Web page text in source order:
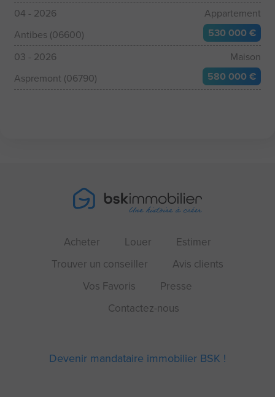
04 - 2026
Appartement
Antibes (06600)
530 000 €
03 - 2026
Maison
Aspremont (06790)
580 000 €
Acheter Louer
Estimer
Trouver un conseiller
Avis clients
Vos Favoris
Presse
Contactez-nous
Devenir mandataire immobilier BSK !